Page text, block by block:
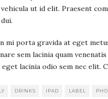
ut id elit. Praesent
mi porta gravida at eget
sem lacinia quam
lacinia odio sem nec elit.
DRINKS IPAD LABEL